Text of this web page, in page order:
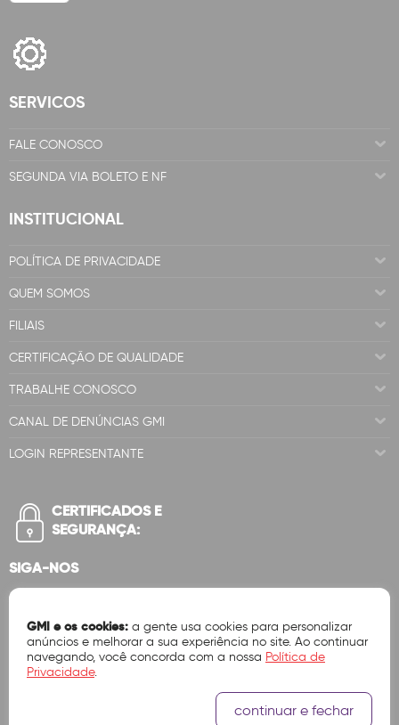
SERVICOS
FALE CONOSCO
SEGUNDA VIA BOLETO E NF
INSTITUCIONAL
POLÍTICA DE PRIVACIDADE
QUEM SOMOS
FILIAIS
CERTIFICAÇÃO DE QUALIDADE
TRABALHE CONOSCO
CANAL DE DENÚNCIAS GMI
LOGIN REPRESENTANTE
CERTIFICADOS E
SEGURANÇA:
SIGA-NOS
GMI e os cookies: a gente usa cookies para personalizar
anúncios e melhorar a sua experiência no site. Ao continuar
navegando, você concorda com a nossa Política de
Privacidade.
continuar e fechar